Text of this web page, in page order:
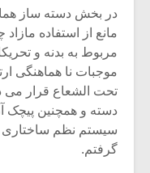
در بخش دسته ساز
مانع از استفاده
مربوط به بدنه و
موجبات نا هماهنگی
تحت الشعاع قرار می
دسته و همچنین پیچک
سیستم نظم
گرفتم.